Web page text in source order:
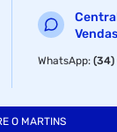
Vendas
WhatsApp:(34)
O MARTINS